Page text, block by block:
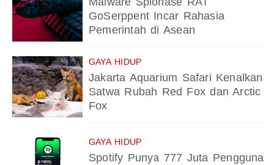
GoSerppent Incar Rahasia
Pemerintah di Asean
GAYA HIDUP
Jakarta Aquarium Safari Kenalkan
Satwa Rubah Red Fox dan Arctic
Fox
GAYA HIDUP
Spotify Punya 777 Juta Pengguna